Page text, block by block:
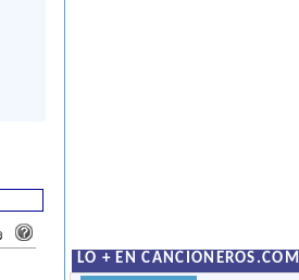
LO + EN CANCIONEROS.COM